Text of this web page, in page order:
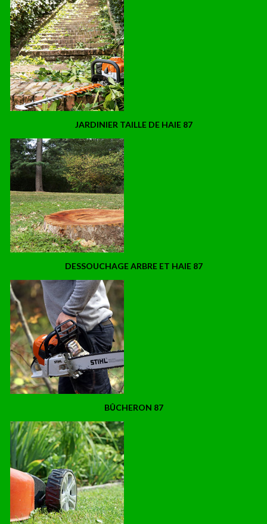
JARDINIER TAILLE DE HAIE 87
DESSOUCHAGE ARBRE ET HAIE 87
BÛCHERON 87